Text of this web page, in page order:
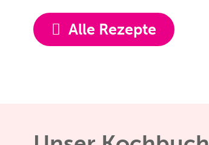
Alle Rezepte